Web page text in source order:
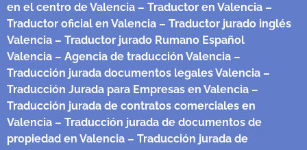
en el centro de Valencia – Traductor en Valencia –
Traductor oficial en Valencia – Traductor jurado inglés
Valencia – Traductor jurado Rumano Español
Valencia – Agencia de traducción Valencia –
Traducción jurada documentos legales Valencia –
Traducción Jurada para Empresas en Valencia –
Traducción jurada de contratos comerciales en
Valencia – Traducción jurada de documentos de
propiedad en Valencia – Traducción jurada de